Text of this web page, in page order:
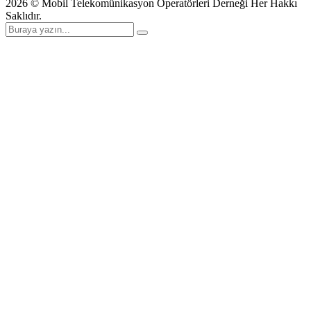
2026 © Mobil Telekomünikasyon Operatörleri Derneği Her Hakkı
Saklıdır.